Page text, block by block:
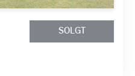
SOLGT